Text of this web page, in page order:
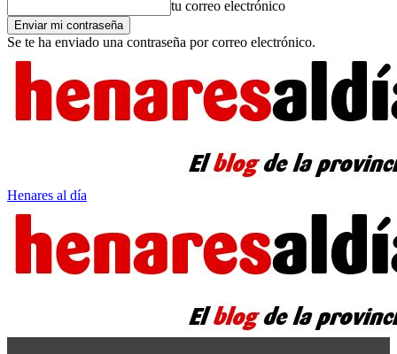
tu correo electrónico
Se te ha enviado una contraseña por correo electrónico.
Henares al día